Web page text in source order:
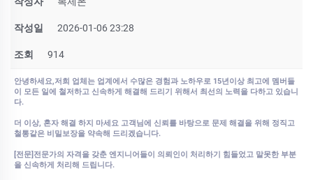
작성일 2026-01-06 23:28
조회 914
안녕하세요,저희 업체는 업계에서 수많은 경험과 노하우로 15년이상 최고에 멤버들
이 모든 일에 철저하고 신속하게 해결해 드리기 위해서 최선의 노력을 다하고 있습니
다.
더 이상, 혼자 해결 하지 마세요 고객님에 신뢰를 바탕으로 문제 해결을 위해 정직고
철통같은 비밀보장을 약속해 드리겠습니다.
[전문]전문가의 자격을 갖춘 엔지니어들이 의뢰인이 처리하기 힘들었고 말못한 부분
을 신속하게 처리해 드립니다.